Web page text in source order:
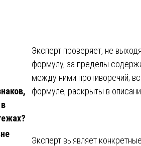
Эксперт проверяет, не
формулу, за пределы
между ними противоречий;
формуле, раскрыты в
Эксперт выявляет